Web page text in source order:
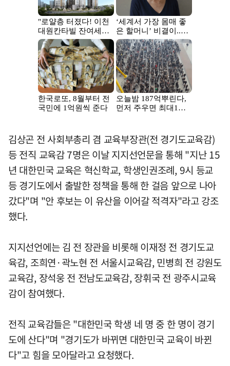
김상곤 전 사회부총리 겸 교육부장관(전 경기도교육감)
등 전직 교육감 7명은 이날 지지선언문을 통해 "지난 15
년 대한민국 교육은 혁신학교, 학생인권조례, 9시 등교
등 경기도에서 출발한 정책을 통해 한 걸음 앞으로 나아
갔다"며 "안 후보는 이 유산을 이어갈 적격자"라고 강조
했다.
지지선언에는 김 전 장관을 비롯해 이재정 전 경기도교
육감, 조희연·곽노현 전 서울시교육감, 민병희 전 강원도
교육감, 장석웅 전 전남도교육감, 장휘국 전 광주시교육
감이 참여했다.
전직 교육감들은 "대한민국 학생 네 명 중 한 명이 경기
도에 산다"며 "경기도가 바뀌면 대한민국 교육이 바뀐
다"고 힘을 모아달라고 요청했다.